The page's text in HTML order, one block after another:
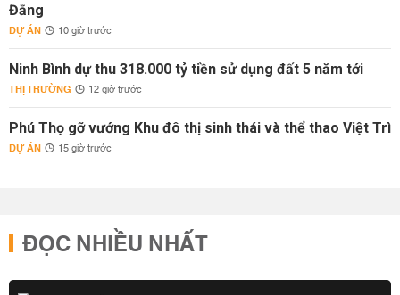
Đằng
DỰ ÁN 10 giờ trước
Ninh Bình dự thu 318.000 tỷ tiền sử dụng đất 5 năm tới
THỊ TRƯỜNG 12 giờ trước
Phú Thọ gỡ vướng Khu đô thị sinh thái và thể thao Việt Trì
DỰ ÁN 15 giờ trước
ĐỌC NHIỀU NHẤT